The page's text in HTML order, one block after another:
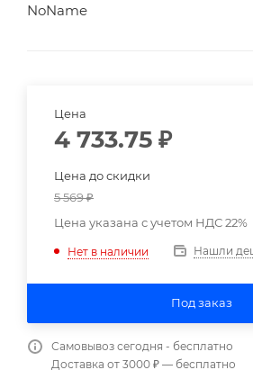
NoName
Цена
4 733.75 ₽
Цена до скидки
5 569₽
Цена указана с учетом НДС 22%
Нет в наличии Нашли
Под заказ
Самовывоз сегодня - бесплатно
Доставка от 3000 ₽ — бесплатно